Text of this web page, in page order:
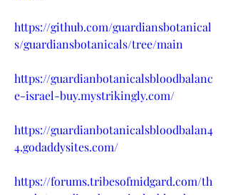
https://github.com/guardiansbotanical
s/guardiansbotanicals/tree/main
https://guardianbotanicalsbloodbalanc
e-israel-buy.mystrikingly.com/
https://guardianbotanicalsbloodbalan4
4.godaddysites.com/
https://forums.tribesofmidgard.com/th